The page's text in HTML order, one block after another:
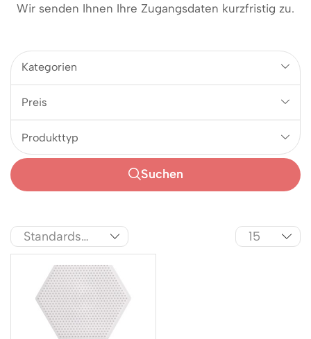
Wir senden Ihnen Ihre Zugangsdaten kurzfristig zu.
Kategorien
Preis
Produkttyp
Suchen